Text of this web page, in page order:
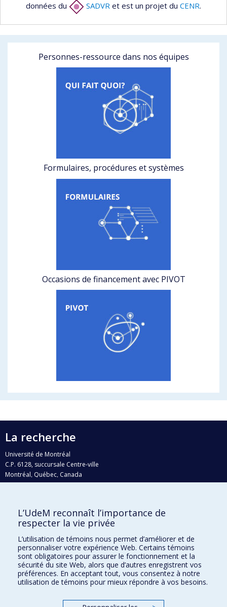
données du
SADVR et est un projet du CENR.
Personnes-ressource dans nos équipes
Formulaires, procédures et systèmes
Occasions de financement avec PIVOT
La recherche
Université de Montréal
C.P. 6128, succursale Centre-ville
Montréal, Québec, Canada
H3C 3J7
Qui fait quoi?
Nous trouver
Plan du site
Accessibilité
L’UdeM reconnaît l’importance de
respecter la vie privée
L’utilisation de témoins nous permet d’améliorer et de
personnaliser votre expérience Web. Certains témoins
sont obligatoires pour assurer le fonctionnement et la
sécurité du site Web, alors que d’autres enregistrent vos
préférences. En acceptant tout, vous consentez à notre
utilisation de témoins pour mieux répondre à vos besoins.